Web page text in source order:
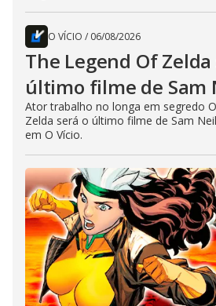
O VÍCIO / 06/08/2026
The Legend Of Zelda
último filme de Sam
Ator trabalho no longa em segredo
Zelda será o último filme de Sam
em O Vício.